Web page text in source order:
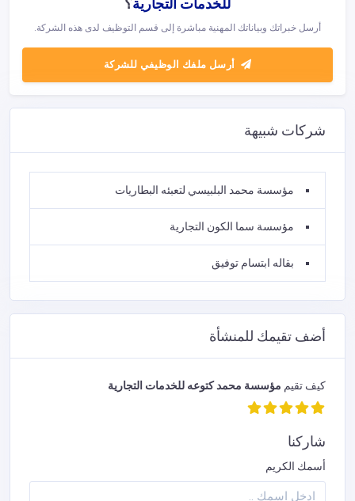
للخدمات التجارية؟
أرسل خبراتك وبياناتك المهنية مباشرة إلى قسم التوظيف لدى هذه الشركة.
أرسل ملفك الوظيفي للشركة
شركات شبيهة
مؤسسة محمد البلبيسي لتعبئه البطاريات
مؤسسة سما الكون التجارية
بقاله ابتسام توفيق
أضف تقيمك للمنشأة
كيف تقيم مؤسسة محمد كتوعه للخدمات التجارية
شاركنا
أسمك الكريم